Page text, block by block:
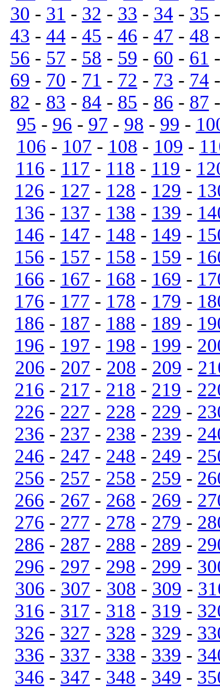
30 - 31 - 32 - 33 - 34 - 35
43 - 44 - 45 - 46 - 47 - 48
56 - 57 - 58 - 59 - 60 - 61
69 - 70 - 71 - 72 - 73 - 74
82 - 83 - 84 - 85 - 86 - 87
95 - 96 - 97 - 98 - 99 -
106 - 107 - 108 - 109 -
116 - 117 - 118 - 119 -
126 - 127 - 128 - 129 -
136 - 137 - 138 - 139 -
146 - 147 - 148 - 149 -
156 - 157 - 158 - 159 -
166 - 167 - 168 - 169 -
176 - 177 - 178 - 179 -
186 - 187 - 188 - 189 -
196 - 197 - 198 - 199 -
206 - 207 - 208 - 209 -
216 - 217 - 218 - 219 -
226 - 227 - 228 - 229 -
236 - 237 - 238 - 239 -
246 - 247 - 248 - 249 -
256 - 257 - 258 - 259 -
266 - 267 - 268 - 269 -
276 - 277 - 278 - 279 -
286 - 287 - 288 - 289 -
296 - 297 - 298 - 299 -
306 - 307 - 308 - 309 -
316 - 317 - 318 - 319 -
326 - 327 - 328 - 329 -
336 - 337 - 338 - 339 -
346 - 347 - 348 - 349 -